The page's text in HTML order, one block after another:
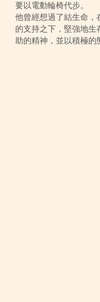
要以電動輪椅代步。
他曾經想過了結生命，
的支持之下，堅強地生
助的精神，並以積極的